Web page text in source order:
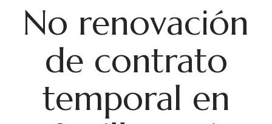
No renovación
de contrato
temporal en